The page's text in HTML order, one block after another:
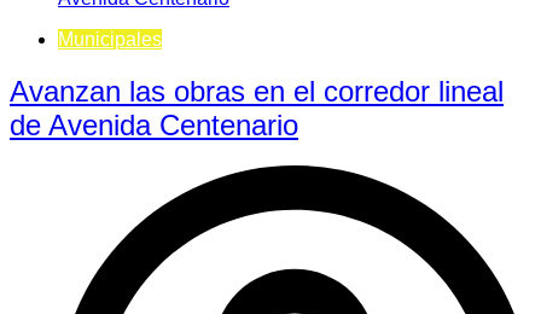
Municipales
Avanzan las obras en el corredor lineal
de Avenida Centenario